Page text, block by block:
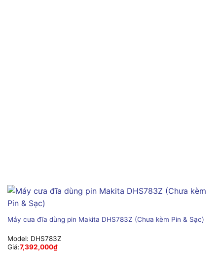
Máy cưa đĩa dùng pin Makita DHS783Z (Chưa kèm Pin & Sạc)
Model: DHS783Z
Giá:7,392,000₫